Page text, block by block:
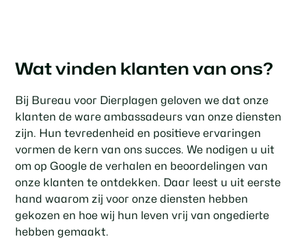
Wat vinden klanten van ons?
Bij Bureau voor Dierplagen geloven we dat onze
klanten de ware ambassadeurs van onze diensten
zijn. Hun tevredenheid en positieve ervaringen
vormen de kern van ons succes. We nodigen u uit
om op Google de verhalen en beoordelingen van
onze klanten te ontdekken. Daar leest u uit eerste
hand waarom zij voor onze diensten hebben
gekozen en hoe wij hun leven vrij van ongedierte
hebben gemaakt.